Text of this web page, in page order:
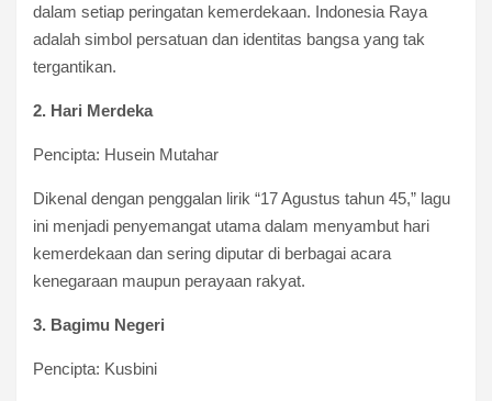
dalam setiap peringatan kemerdekaan. Indonesia Raya
adalah simbol persatuan dan identitas bangsa yang tak
tergantikan.
2. Hari Merdeka
Pencipta: Husein Mutahar
Dikenal dengan penggalan lirik “17 Agustus tahun 45,” lagu
ini menjadi penyemangat utama dalam menyambut hari
kemerdekaan dan sering diputar di berbagai acara
kenegaraan maupun perayaan rakyat.
3. Bagimu Negeri
Pencipta: Kusbini